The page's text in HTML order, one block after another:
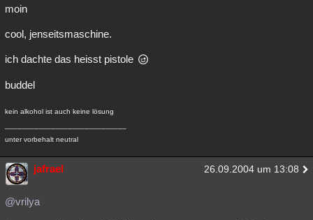
moin
cool, jenseitsmaschine.
ich dachte das heisst pistole
buddel
kein alkohol ist auch keine lösung
unter vorbehalt neutral
jafrael 26.09.2004 um 13:08
@vrilya